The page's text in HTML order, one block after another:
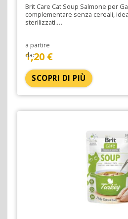
Brit Care Cat Soup Salmone per
complementare senza cereali,
sterilizzati.…
a partire
da:
1,20 €
SCOPRI DI PIÙ